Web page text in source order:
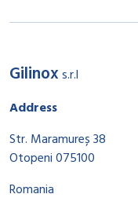
Gilinoxs.r.l
Address
Str. Maramureș 38
Otopeni 075100
Romania